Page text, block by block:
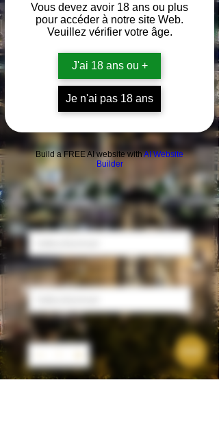
Vous devez avoir 18 ans ou plus
pour accéder à notre site Web.
Veuillez vérifier votre âge.
J'ai 18 ans ou +
Je n'ai pas 18 ans
Build a FREE AI website withAI Website
Builder
formule Poliakov
70cl + 1 Soft + 1
Snack
32,00 €Prix
Soft
Gateau apéro
Quantité *